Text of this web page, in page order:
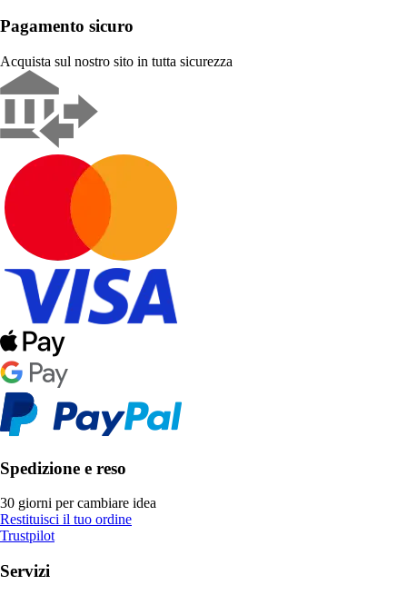
Pagamento sicuro
Acquista sul nostro sito in tutta sicurezza
Spedizione e reso
30 giorni per cambiare idea
Restituisci il tuo ordine
Trustpilot
Servizi